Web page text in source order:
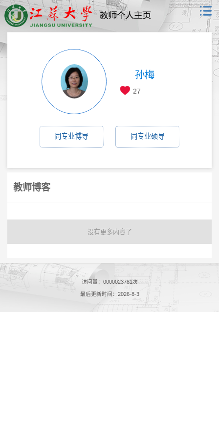
孙梅
27
同专业博导 同专业硕导
教师博客
没有更多内容了
访问量： 0000023781 次
最后更新时间： 2026-8-3